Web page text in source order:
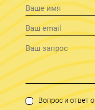
Вопрос и ответ